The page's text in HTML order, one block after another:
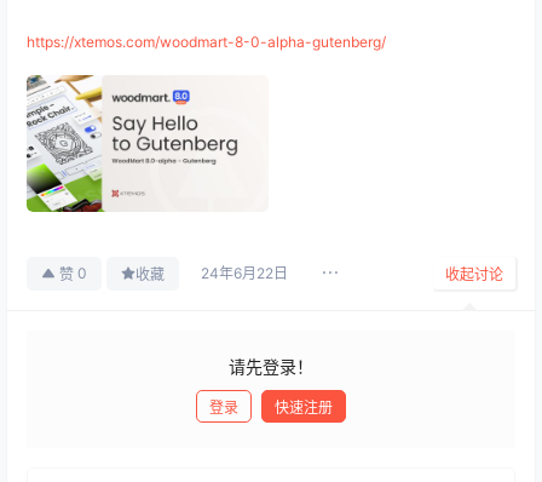
https://xtemos.com/woodmart-8-0-alpha-gutenberg/
赞 0 收藏 24年6月22日 收起讨论
请先登录！
登录 快速注册